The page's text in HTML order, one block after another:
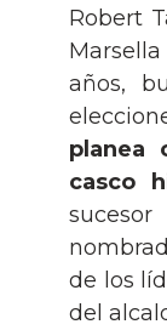
Robert
años,
planea
casco
de los
del